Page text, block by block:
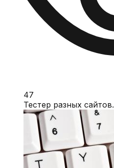
47
Тестер разных сайтов.